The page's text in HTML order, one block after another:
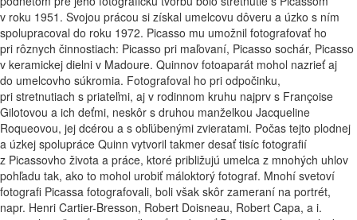
v roku 1951. Svojou prácou si získal umelcovu dôveru a úzko s ním
spolupracoval do roku 1972. Picasso mu umožnil fotografovať ho
pri rôznych činnostiach: Picasso pri maľovaní, Picasso sochár, Picasso
v keramickej dielni v Madoure. Quinnov fotoaparát mohol nazrieť aj
do umelcovho súkromia. Fotografoval ho pri odpočinku,
pri stretnutiach s priateľmi, aj v rodinnom kruhu najprv s Françoise
Gilotovou a ich deťmi, neskôr s druhou manželkou Jacqueline
Roqueovou, jej dcérou a s obľúbenými zvieratami. Počas tejto plodnej
a úzkej spolupráce Quinn vytvoril takmer desať tisíc fotografií
z Picassovho života a práce, ktoré približujú umelca z mnohých uhlov
pohľadu tak, ako to mohol urobiť máloktorý fotograf. Mnohí svetoví
fotografi Picassa fotografovali, boli však skôr zameraní na portrét,
napr. Henri Cartier-Bresson, Robert Doisneau, Robert Capa, a i.